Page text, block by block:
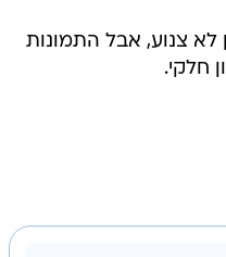
צנוע, אבל התמונות
חלקי.